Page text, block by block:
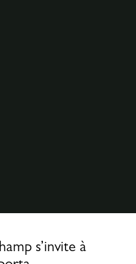
s’invite à